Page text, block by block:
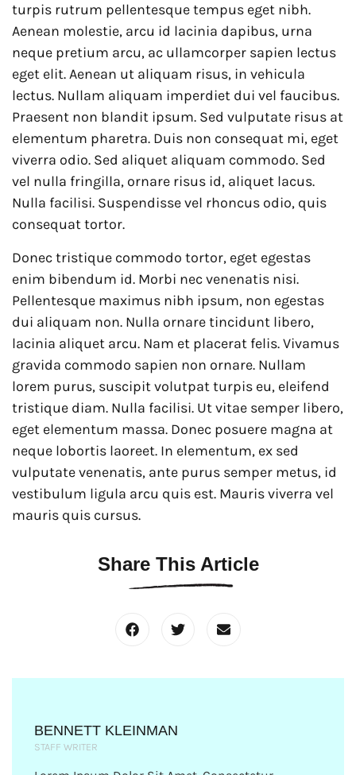
turpis rutrum pellentesque tempus eget nibh.
Aenean molestie, arcu id lacinia dapibus, urna
neque pretium arcu, ac ullamcorper sapien lectus
eget elit. Aenean ut aliquam risus, in vehicula
lectus. Nullam aliquam imperdiet dui vel faucibus.
Praesent non blandit ipsum. Sed vulputate risus at
elementum pharetra. Duis non consequat mi, eget
viverra odio. Sed aliquet aliquam commodo. Sed
vel nulla fringilla, ornare risus id, aliquet lacus.
Nulla facilisi. Suspendisse vel rhoncus odio, quis
consequat tortor.
Donec tristique commodo tortor, eget egestas
enim bibendum id. Morbi nec venenatis nisi.
Pellentesque maximus nibh ipsum, non egestas
dui aliquam non. Nulla ornare tincidunt libero,
lacinia aliquet arcu. Nam et placerat felis. Vivamus
gravida commodo sapien non ornare. Nullam
lorem purus, suscipit volutpat turpis eu, eleifend
tristique diam. Nulla facilisi. Ut vitae semper libero,
eget elementum massa. Donec posuere magna at
neque lobortis laoreet. In elementum, ex sed
vulputate venenatis, ante purus semper metus, id
vestibulum ligula arcu quis est. Mauris viverra vel
mauris quis cursus.
Share This Article
BENNETT KLEINMAN
STAFF WRITER